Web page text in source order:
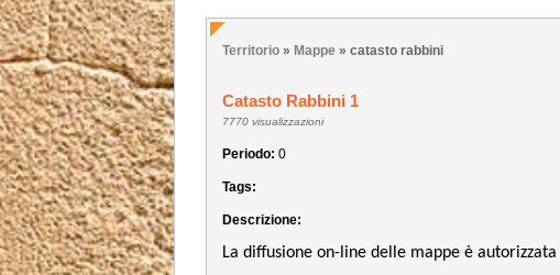
Territorio » Mappe » catasto rabbini
Catasto Rabbini 1
7770 visualizzazioni
Periodo: 0
Tags:
Descrizione:
La diffusione on-line delle mappe è